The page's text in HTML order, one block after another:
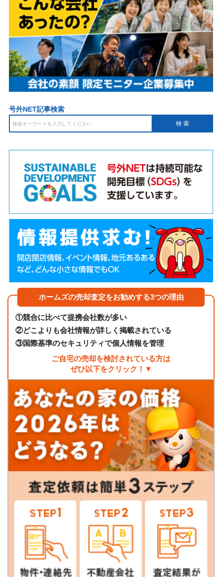
号外NET記事検索
ホームズの売却査定をお勧めする3つの理由
①競合に比べて提携会社数が多い
②どこよりも会社情報が詳しく掲載されている
③国際基準のセキュリティで個人情報を管理
ご自宅の売却を検討されている方は
ぜひ以下をクリック！▼